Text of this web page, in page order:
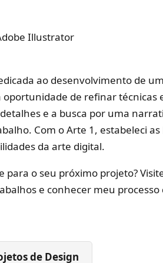
Illustrator
ao desenvolvimento de
de refinar técnicas
e a busca por uma
Com o Arte 1, estabeleci
da arte digital.
o seu próximo projeto?
e conhecer meu processo
de Design